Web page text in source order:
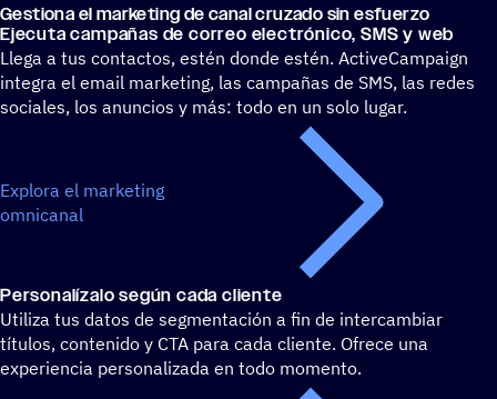
Gestiona el marke­ting de canal cruzado sin esfuerzo
Ejecuta campa­ñas de correo elec­tró­nico, SMS y web
Llega a tus contactos, estén donde estén. ActiveCampaign
integra el email marketing, las campañas de SMS, las redes
sociales, los anuncios y más: todo en un solo lugar.
Explora el marketing
omnicanal
Perso­na­lí­zalo según cada cliente
Utiliza tus datos de segmentación a fin de intercambiar
títulos, contenido y CTA para cada cliente. Ofrece una
experiencia personalizada en todo momento.